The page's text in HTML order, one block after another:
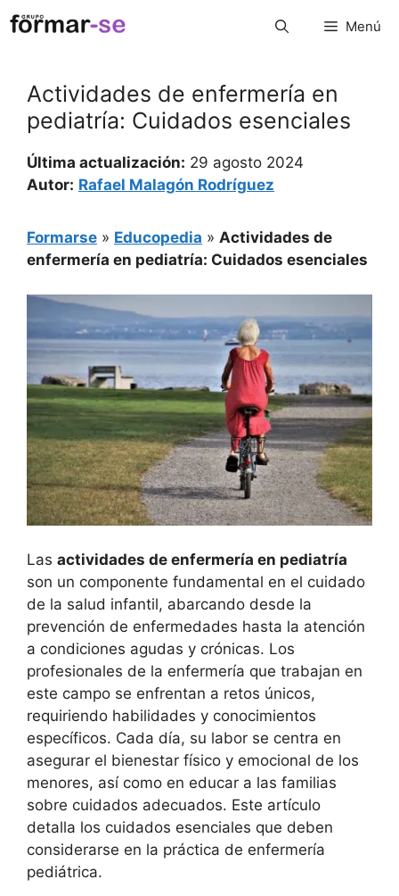
Saltar
al
Menú
Actividades de enfermería en
pediatría: Cuidados esenciales
Última actualización: 29 agosto 2024
Autor: Rafael Malagón Rodríguez
Formarse » Educopedia » Actividades de
enfermería en pediatría: Cuidados esenciales
Las actividades de enfermería en pediatría
son un componente fundamental en el cuidado
de la salud infantil, abarcando desde la
prevención de enfermedades hasta la atención
a condiciones agudas y crónicas. Los
profesionales de la enfermería que trabajan en
este campo se enfrentan a retos únicos,
requiriendo habilidades y conocimientos
específicos. Cada día, su labor se centra en
asegurar el bienestar físico y emocional de los
menores, así como en educar a las familias
sobre cuidados adecuados. Este artículo
detalla los cuidados esenciales que deben
considerarse en la práctica de enfermería
pediátrica.